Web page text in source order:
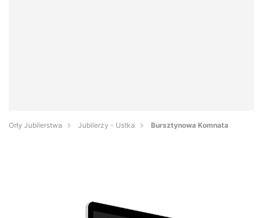
Orły Jubilerstwa Jubilerzy - Ustka Bursztynowa Komnata